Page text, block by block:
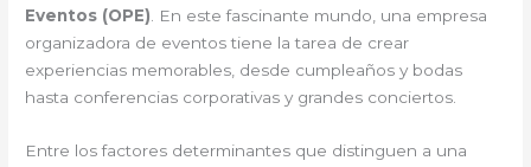
Eventos (OPE) . En este fascinante mundo, una empresa
organizadora de eventos tiene la tarea de crear
experiencias memorables, desde cumpleaños y bodas
hasta conferencias corporativas y grandes conciertos.
Entre los factores determinantes que distinguen a una